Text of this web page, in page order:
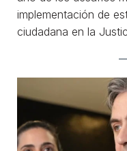
implementación de
ciudadana en la